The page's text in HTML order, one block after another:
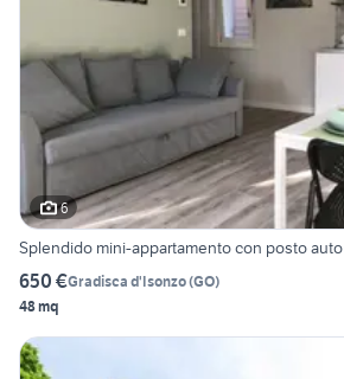
6
Splendido mini-appartamento con posto auto
650 €Gradisca d'Isonzo(GO)
48 mq